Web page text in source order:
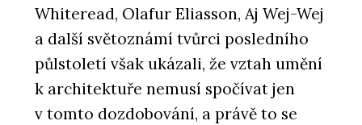
Whiteread, Olafur Eliasson, Aj Wej-Wej
a další světoznámí tvůrci posledního
půlstoletí však ukázali, že vztah umění
k architektuře nemusí spočívat jen
v tomto dozdobování, a právě to se